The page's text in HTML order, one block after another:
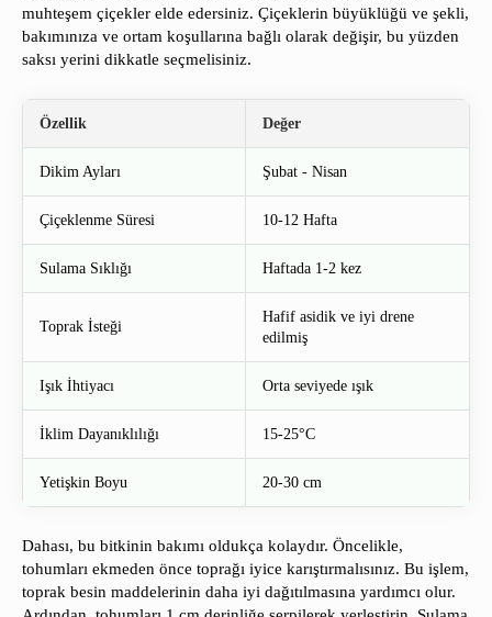
muhteşem çiçekler elde edersiniz. Çiçeklerin büyüklüğü ve şekli,
bakımınıza ve ortam koşullarına bağlı olarak değişir, bu yüzden
saksı yerini dikkatle seçmelisiniz.
Özellik Değer
Dikim Ayları Şubat - Nisan
Çiçeklenme Süresi 10-12 Hafta
Sulama Sıklığı Haftada 1-2 kez
Toprak İsteği
Hafif asidik ve iyi drene
edilmiş
Işık İhtiyacı Orta seviyede ışık
İklim Dayanıklılığı 15-25°C
Yetişkin Boyu 20-30 cm
Dahası, bu bitkinin bakımı oldukça kolaydır. Öncelikle,
tohumları ekmeden önce toprağı iyice karıştırmalısınız. Bu işlem,
toprak besin maddelerinin daha iyi dağıtılmasına yardımcı olur.